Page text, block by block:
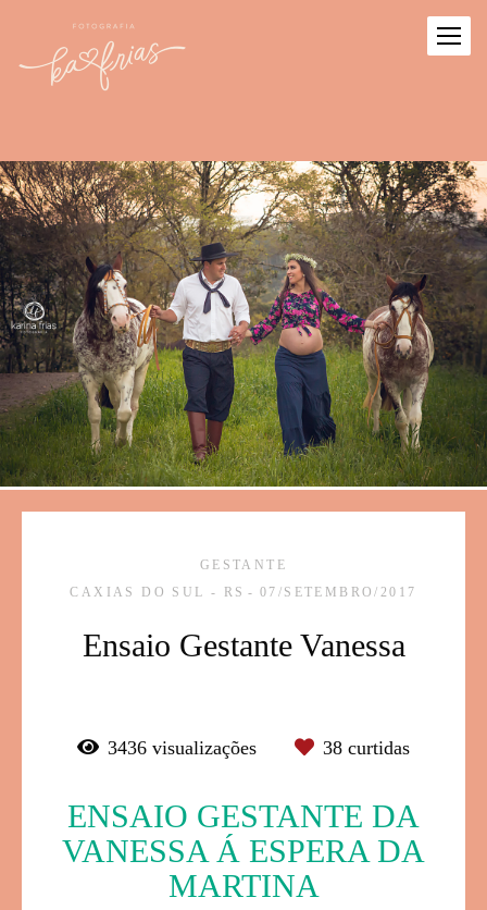
GESTANTE
CAXIAS DO SUL - RS
07/SETEMBRO/2017
Ensaio Gestante Vanessa
3436 visualizações 38 curtidas
ENSAIO GESTANTE DA
VANESSA Á ESPERA DA
MARTINA